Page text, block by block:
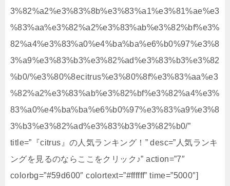
3%82%a2%e3%83%8b%e3%83%a1%e3%81%ae%e3
%83%aa%e3%82%a2%e3%83%ab%e3%82%bf%e3%
82%a4%e3%83%a0%e4%ba%ba%e6%b0%97%e3%8
3%a9%e3%83%b3%e3%82%ad%e3%83%b3%e3%82
%b0/%e3%80%8ecitrus%e3%80%8f%e3%83%aa%e3
%82%a2%e3%83%ab%e3%82%bf%e3%82%a4%e3%
83%a0%e4%ba%ba%e6%b0%97%e3%83%a9%e3%8
3%b3%e3%82%ad%e3%83%b3%e3%82%b0/”
title=”『citrus』の人気ランキング！” desc=”人気ランキ
ングを見るのならここをクリック♪” action=”7″
colorbg=”#59d600″ colortext=”#ffffff” time=”5000″]